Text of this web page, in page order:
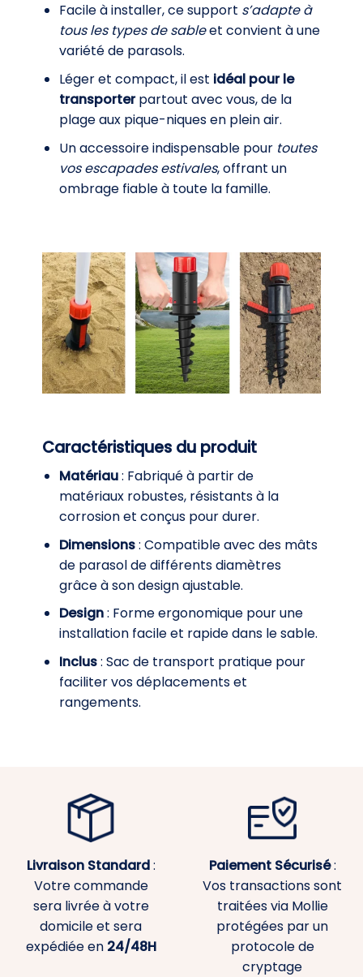
Facile à installer, ce support s’adapte à
tous les types de sableet convient à une
variété de parasols.
Léger et compact, il est idéal pour le
transporterpartout avec vous, de la
plage aux pique-niques en plein air.
Un accessoire indispensable pour toutes
vos escapades estivales, offrant un
ombrage fiable à toute la famille.
Caractéristiques du produit
Matériau: Fabriqué à partir de
matériaux robustes, résistants à la
corrosion et conçus pour durer.
Dimensions: Compatible avec des mâts
de parasol de différents diamètres
grâce à son design ajustable.
Design: Forme ergonomique pour une
installation facile et rapide dans le sable.
Inclus: Sac de transport pratique pour
faciliter vos déplacements et
rangements.
Livraison Standard:
Votre commande
sera livrée à votre
domicile et sera
expédiée en 24/48H
Paiement Sécurisé:
Vos transactions sont
traitées via Mollie
protégées par un
protocole de
cryptage